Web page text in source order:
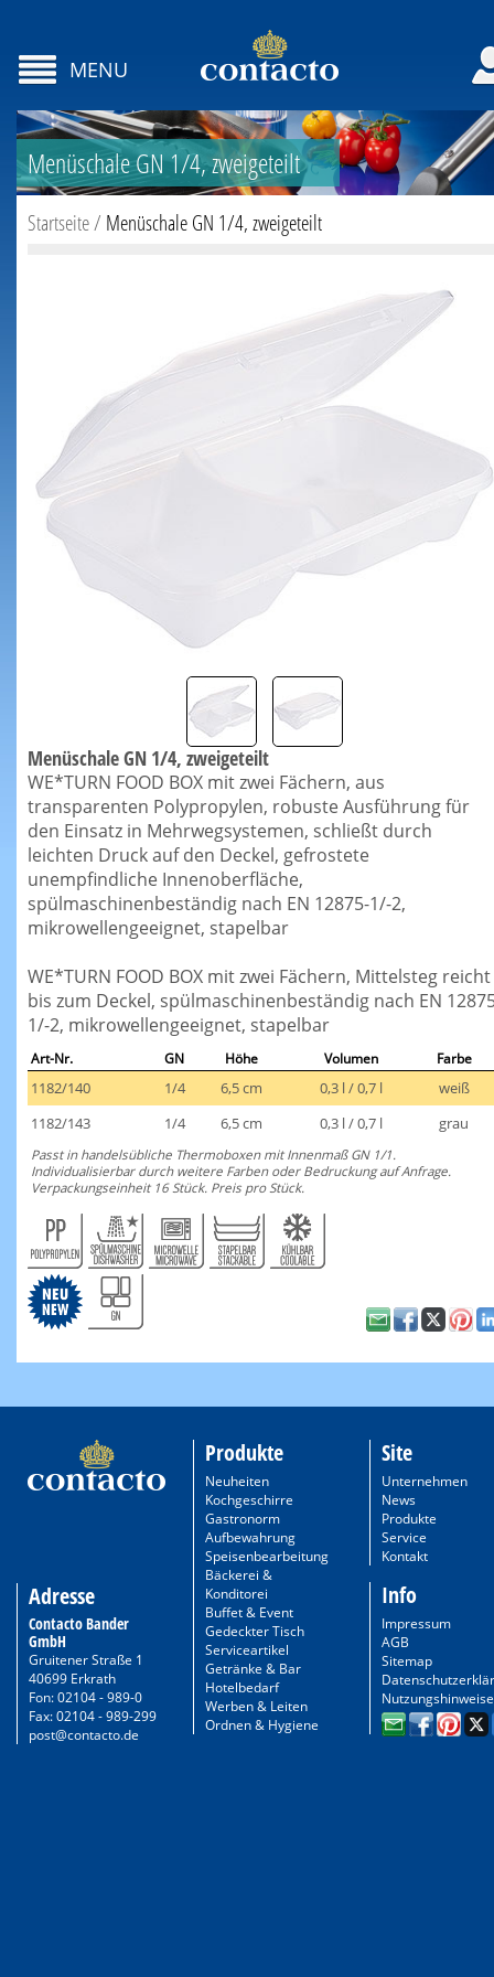
MENU
Menüschale GN 1/4, zweigeteilt
Startseite/ Menüschale GN 1/4, zweigeteilt
Menüschale GN 1/4, zweigeteilt
WE*TURN FOOD BOX mit zwei Fächern, aus
transparenten Polypropylen, robuste Ausführung für
den Einsatz in Mehrwegsystemen, schließt durch
leichten Druck auf den Deckel, gefrostete
unempfindliche Innenoberfläche,
spülmaschinenbeständig nach EN 12875-1/-2,
mikrowellengeeignet, stapelbar
WE*TURN FOOD BOX mit zwei Fächern, Mittelsteg reicht
bis zum Deckel, spülmaschinenbeständig nach EN
1/-2, mikrowellengeeignet, stapelbar
Art-Nr. GN Höhe Volumen Farbe
1182/140 1/4 6,5 cm 0,3 l / 0,7 l
weiß
1182/143
1/4 6,5 cm 0,3 l / 0,7 l grau
Passt in handelsübliche Thermoboxen mit Innenmaß GN 1/1.
Individualisierbar durch weitere Farben oder Bedruckung auf Anfrage.
Verpackungseinheit 16 Stück. Preis pro Stück.
Adresse
Contacto Bander
GmbH
Gruitener Straße 1
40699 Erkrath
Fon: 02104 - 989-0
Fax: 02104 - 989-299
post@contacto.de
Produkte
Neuheiten
Kochgeschirre
Gastronorm
Aufbewahrung
Speisenbearbeitung
Bäckerei &
Konditorei
Buffet & Event
Gedeckter Tisch
Serviceartikel
Getränke & Bar
Hotelbedarf
Werben & Leiten
Ordnen & Hygiene
Site
Unternehmen
News
Produkte
Service
Kontakt
Info
Impressum
AGB
Sitemap
Nutzungshinweise